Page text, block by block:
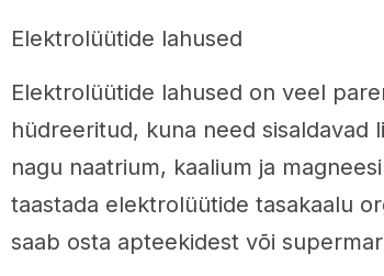
Elektrolüütide lahused
Elektrolüütide lahused on veel
hüdreeritud, kuna need sisaldavad
nagu naatrium, kaalium ja
taastada elektrolüütide tasakaalu
saab osta apteekidest või